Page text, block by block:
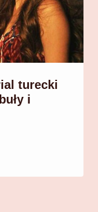
turecki
i